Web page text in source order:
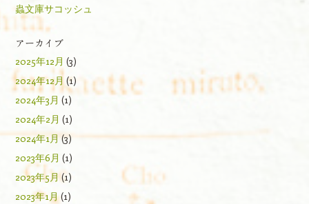
蟲文庫サコッシュ
アーカイブ
2025年12月 (3)
2024年12月 (1)
2024年3月 (1)
2024年2月 (1)
2024年1月 (3)
2023年6月 (1)
2023年5月 (1)
2023年1月(1)